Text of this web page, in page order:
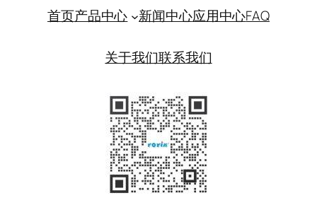
首页产品中心 新闻中心应用中心FAQ
关于我们联系我们